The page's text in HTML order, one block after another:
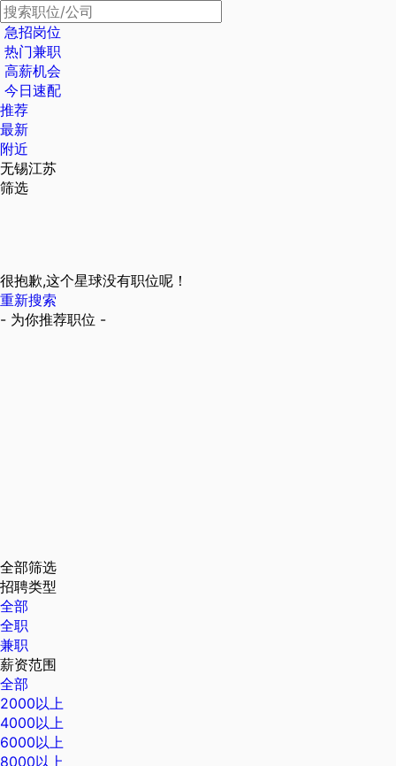
急招岗位
热门兼职
高薪机会
今日速配
推荐
最新
附近
无锡江苏
筛选
很抱歉,这个星球没有职位呢！
重新搜索
- 为你推荐职位 -
全部筛选
招聘类型
全部
全职
兼职
薪资范围
全部
2000以上
4000以上
6000以上
8000以上